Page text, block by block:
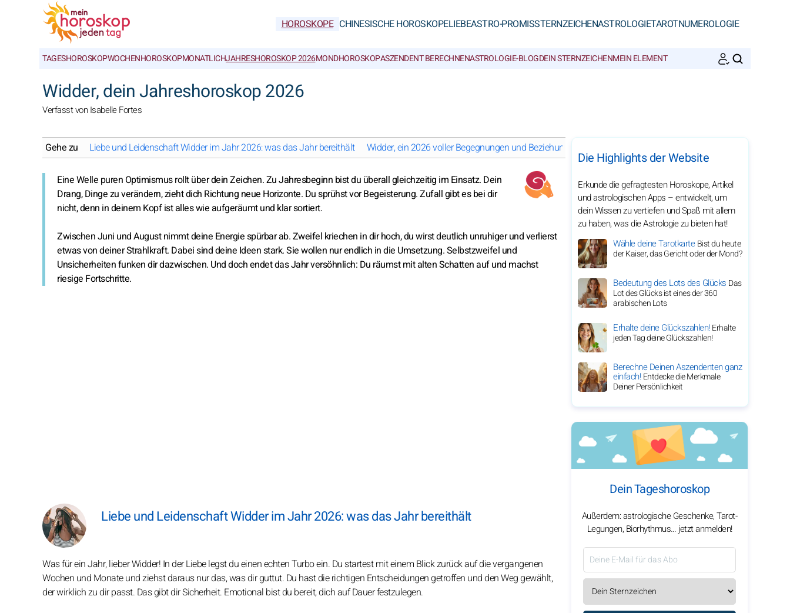
HOROSKOPE CHINESISCHE HOROSKOPELIEBEASTRO-PROMISSTERNZEICHENASTROLOGIETAROTNUMEROLOGIE
TAGESHOROSKOPWOCHENHOROSKOPMONATLICHJAHRESHOROSKOP 2026MONDHOROSKOPASZENDENT BERECHNENASTROLOGIE-BLOGDEIN STERNZEICHENMEIN ELEMENT
Widder, dein Jahreshoroskop 2026
Verfasst von Isabelle Fortes
Gehe zu Liebe und Leidenschaft Widder im Jahr 2026: was das Jahr bereithält Widder, ein 2026 voller Begegnungen und Beziehungen
Eine Welle puren Optimismus rollt über dein Zeichen. Zu Jahresbeginn bist du überall gleichzeitig im Einsatz. Dein
Drang, Dinge zu verändern, zieht dich Richtung neue Horizonte. Du sprühst vor Begeisterung. Zufall gibt es bei dir
nicht, denn in deinem Kopf ist alles wie aufgeräumt und klar sortiert.
Zwischen Juni und August nimmt deine Energie spürbar ab. Zweifel kriechen in dir hoch, du wirst deutlich unruhiger und verlierst
etwas von deiner Strahlkraft. Dabei sind deine Ideen stark. Sie wollen nur endlich in die Umsetzung. Selbstzweifel und
Unsicherheiten funken dir dazwischen. Und doch endet das Jahr versöhnlich: Du räumst mit alten Schatten auf und machst
riesige Fortschritte.
Liebe und Leidenschaft Widder im Jahr 2026: was das Jahr bereithält
Was für ein Jahr, lieber Widder! In der Liebe legst du einen echten Turbo ein. Du startest mit einem Blick zurück auf die vergangenen
Wochen und Monate und ziehst daraus nur das, was dir guttut. Du hast die richtigen Entscheidungen getroffen und den Weg gewählt,
der wirklich zu dir passt. Das gibt dir Sicherheit. Emotional bist du bereit, dich auf Dauer festzulegen.
Die Highlights der Website
Erkunde die gefragtesten Horoskope, Artikel
und astrologischen Apps – entwickelt, um
dein Wissen zu vertiefen und Spaß mit allem
zu haben, was die Astrologie zu bieten hat!
Wähle deine TarotkarteBist du heute
der Kaiser, das Gericht oder der Mond?
Bedeutung des Lots des Glücks Das
Lot des Glücks ist eines der 360
arabischen Lots
Erhalte deine Glückszahlen!Erhalte
jeden Tag deine Glückszahlen!
Berechne Deinen Aszendenten ganz
einfach!Entdecke die Merkmale
Deiner Persönlichkeit
Dein Tageshoroskop
Außerdem: astrologische Geschenke, Tarot-
Legungen, Biorhythmus… jetzt anmelden!